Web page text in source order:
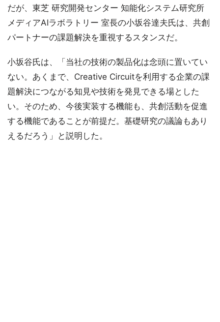
だが、東芝 研究開発センター 知能化システム研究所
メディアAIラボラトリー 室長の小坂谷達夫氏は、共創
パートナーの課題解決を重視するスタンスだ。
小坂谷氏は、「当社の技術の製品化は念頭に置いてい
ない。あくまで、Creative Circuitを利用する企業の課
題解決につながる知見や技術を発見できる場とした
い。そのため、今後実装する機能も、共創活動を促進
する機能であることが前提だ。基礎研究の議論もあり
えるだろう」と説明した。